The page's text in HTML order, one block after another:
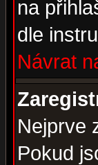
na
dle
Návrat
Nejprve
Pokud